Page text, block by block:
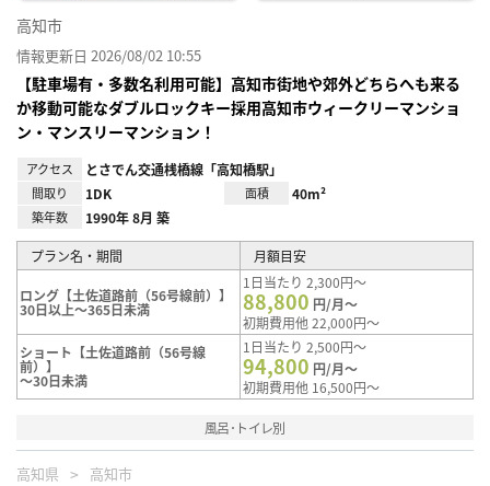
高知市
情報更新日 2026/08/02 10:55
【駐車場有・多数名利用可能】高知市街地や郊外どちらへも来る
か移動可能なダブルロックキー採用高知市ウィークリーマンショ
ン・マンスリーマンション！
アクセス とさでん交通桟橋線「高知橋駅」
間取り 1DK 面積 40m²
築年数 1990年 8月 築
プラン名・期間 月額目安
ロング【土佐道路前（56号線前）】
30日以上～365日未満
1日当たり 2,300円～
88,800 円/月～
初期費用他 22,000円～
ショート【土佐道路前（56号線
前）】
～30日未満
1日当たり 2,500円～
94,800 円/月～
初期費用他 16,500円～
風呂･トイレ別
高知県 高知市